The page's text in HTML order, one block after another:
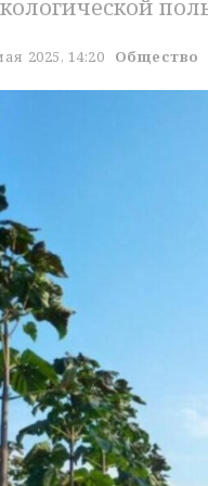
2025, 14:20 Общество